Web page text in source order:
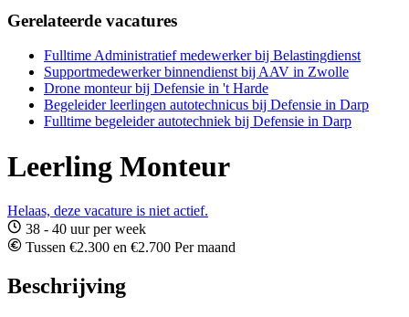
Gerelateerde vacatures
Fulltime Administratief medewerker bij Belastingdienst
Supportmedewerker binnendienst bij AAV in Zwolle
Drone monteur bij Defensie in 't Harde
Begeleider leerlingen autotechnicus bij Defensie in Darp
Fulltime begeleider autotechniek bij Defensie in Darp
Leerling Monteur
Helaas, deze vacature is niet actief.
38 - 40 uur per week
Tussen €2.300 en €2.700 Per maand
Beschrijving